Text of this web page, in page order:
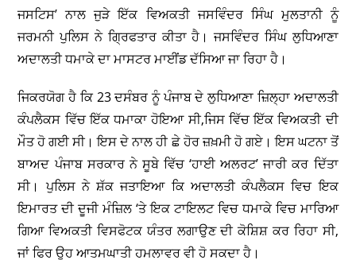
ਜਸਟਿਸ’ ਨਾਲ ਜੁੜੇ ਇੱਕ ਵਿਅਕਤੀ ਜਸਵਿੰਦਰ ਸਿੰਘ ਮੁਲਤਾਨੀ ਨੂੰ
ਜਰਮਨੀ ਪੁਲਿਸ ਨੇ ਗ੍ਰਿਫਤਾਰ ਕੀਤਾ ਹੈ। ਜਸਵਿੰਦਰ ਸਿੰਘ ਲੁਧਿਆਣਾ
ਅਦਾਲਤੀ ਧਮਾਕੇ ਦਾ ਮਾਸਟਰ ਮਾਈਂਡ ਦੱਸਿਆ ਜਾ ਰਿਹਾ ਹੈ।
ਜਿਕਰਯੋਗ ਹੈ ਕਿ 23 ਦਸੰਬਰ ਨੂੰ ਪੰਜਾਬ ਦੇ ਲੁਧਿਆਣਾ ਜ਼ਿਲ੍ਹਾ ਅਦਾਲਤੀ
ਕੰਪਲੈਕਸ ਵਿੱਚ ਇੱਕ ਧਮਾਕਾ ਹੋਇਆ ਸੀ,ਜਿਸ ਵਿੱਚ ਇੱਕ ਵਿਅਕਤੀ ਦੀ
ਮੌਤ ਹੋ ਗਈ ਸੀ। ਇਸ ਦੇ ਨਾਲ ਹੀ ਛੇ ਹੋਰ ਜ਼ਖ਼ਮੀ ਹੋ ਗਏ। ਇਸ ਘਟਨਾ ਤੋਂ
ਬਾਅਦ ਪੰਜਾਬ ਸਰਕਾਰ ਨੇ ਸੂਬੇ ਵਿੱਚ ‘ਹਾਈ ਅਲਰਟ’ ਜਾਰੀ ਕਰ ਦਿੱਤਾ
ਸੀ। ਪੁਲਿਸ ਨੇ ਸ਼ੱਕ ਜਤਾਇਆ ਕਿ ਅਦਾਲਤੀ ਕੰਪਲੈਕਸ ਵਿਚ ਇਕ
ਇਮਾਰਤ ਦੀ ਦੂਜੀ ਮੰਜ਼ਿਲ ‘ਤੇ ਇਕ ਟਾਇਲਟ ਵਿਚ ਧਮਾਕੇ ਵਿਚ ਮਾਰਿਆ
ਗਿਆ ਵਿਅਕਤੀ ਵਿਸਫੋਟਕ ਯੰਤਰ ਲਗਾਉਣ ਦੀ ਕੋਸ਼ਿਸ਼ ਕਰ ਰਿਹਾ ਸੀ,
ਜਾਂ ਫਿਰ ਉਹ ਆਤਮਘਾਤੀ ਹਮਲਾਵਰ ਵੀ ਹੋ ਸਕਦਾ ਹੈ।